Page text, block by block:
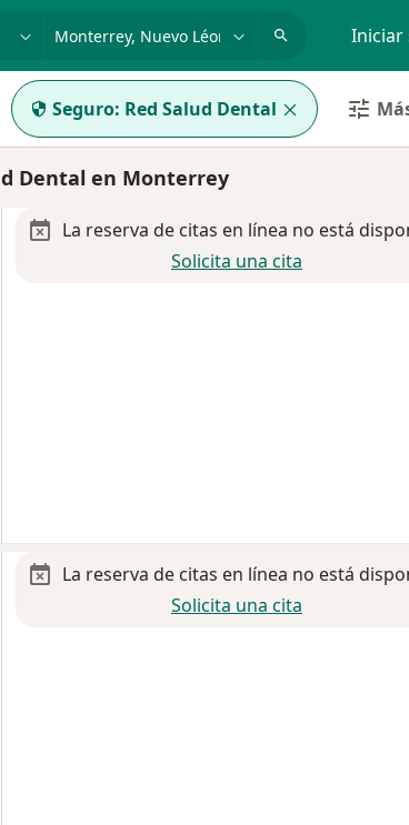
Iniciar
Seguro: Red Salud Dental
Dental en Monterrey
La reserva de citas en línea no está
Solicita una cita
La reserva de citas en línea no está
Solicita una cita